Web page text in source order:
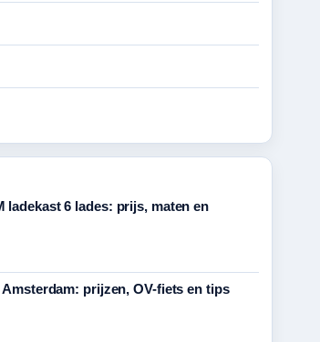
ladekast 6 lades: prijs, maten en
prijzen, OV-fiets en tips